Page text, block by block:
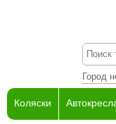
Город
Коляски